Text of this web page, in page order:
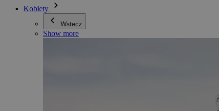
Kobiety
Wstecz
Show more